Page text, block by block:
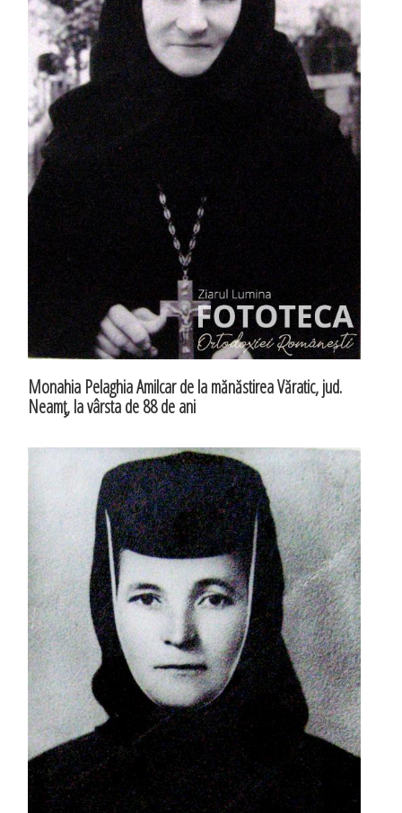
Monahia Pelaghia Amilcar de la mănăstirea Văratic, jud.
Neamţ, la vârsta de 88 de ani